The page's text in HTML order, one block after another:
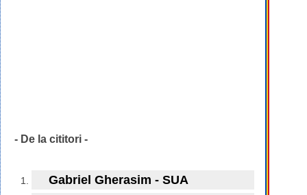
- De la cititori -
Gabriel Gherasim - SUA